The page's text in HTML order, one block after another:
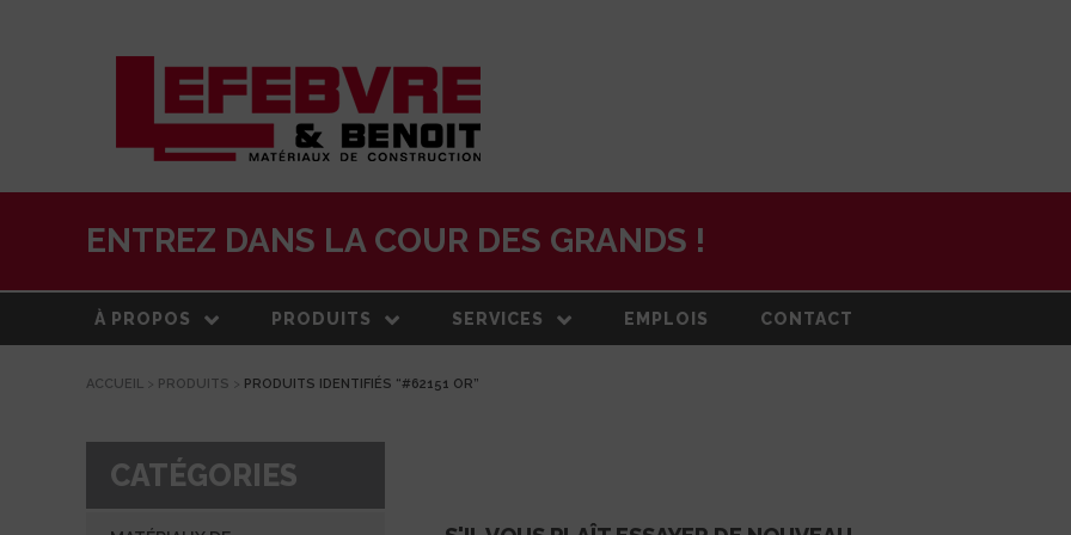
ENTREZ DANS LA COUR DES GRANDS !
À PROPOS
À PROPOS
ÉQUIPE
PRODUITS
MATÉRIAUX DE
SERVICES
LIVRAISON
EMPLOIS CONTACT
ACCUEIL > PRODUITS > PRODUITS IDENTIFIÉS “#62151 OR”
CATÉGORIES